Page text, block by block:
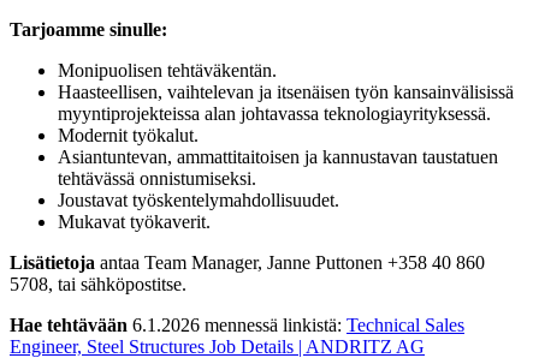
Tarjoamme sinulle:
Monipuolisen tehtäväkentän.
Haasteellisen, vaihtelevan ja itsenäisen työn kansainvälisissä
myyntiprojekteissa alan johtavassa teknologiayrityksessä.
Modernit työkalut.
Asiantuntevan, ammattitaitoisen ja kannustavan taustatuen
tehtävässä onnistumiseksi.
Joustavat työskentelymahdollisuudet.
Mukavat työkaverit.
Lisätietoja antaa Team Manager, Janne Puttonen +358 40 860
5708, tai sähköpostitse.
Hae tehtävään 6.1.2026 mennessä linkistä: Technical Sales
Engineer, Steel Structures Job Details | ANDRITZ AG